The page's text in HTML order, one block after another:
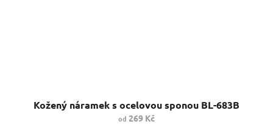
Kožený náramek s ocelovou sponou BL-683B
od 269 Kč